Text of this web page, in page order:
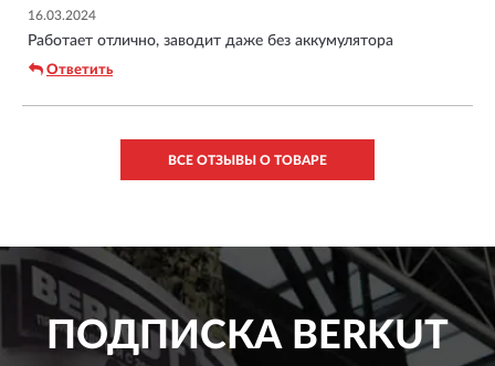
16.03.2024
Работает отлично, заводит даже без аккумулятора
Ответить
ВСЕ ОТЗЫВЫ О ТОВАРЕ
ПОДПИСКА BERKUT